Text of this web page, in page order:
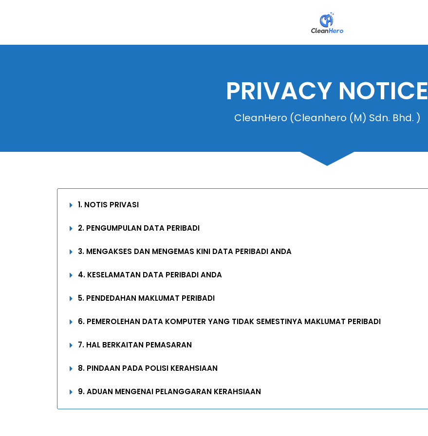
PRIVACY NOTICE
CleanHero (Cleanhero (M) Sdn. Bhd. )
1. NOTIS PRIVASI
2. PENGUMPULAN DATA PERIBADI
3. MENGAKSES DAN MENGEMAS KINI DATA PERIBADI ANDA
4. KESELAMATAN DATA PERIBADI ANDA
5. PENDEDAHAN MAKLUMAT PERIBADI
6. PEMEROLEHAN DATA KOMPUTER YANG TIDAK SEMESTINYA MAKLUMAT PERIBADI
7. HAL BERKAITAN PEMASARAN
8. PINDAAN PADA POLISI KERAHSIAAN
9. ADUAN MENGENAI PELANGGARAN KERAHSIAAN